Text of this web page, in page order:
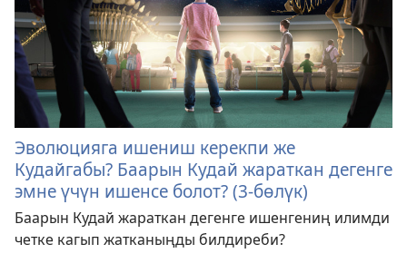
Эволюцияга ишениш керекпи же
Кудайгабы? Баарын Кудай жараткан дегенге
эмне үчүн ишенсе болот? (3-бөлүк)
Баарын Кудай жараткан дегенге ишенгениң илимди
четке кагып жатканыңды билдиреби?